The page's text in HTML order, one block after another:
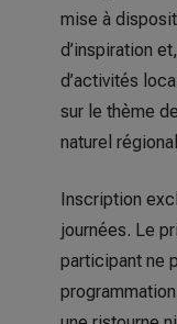
mise à
d’inspiration
d’activités
sur le thème
naturel
Inscription
journées. Le
participant ne